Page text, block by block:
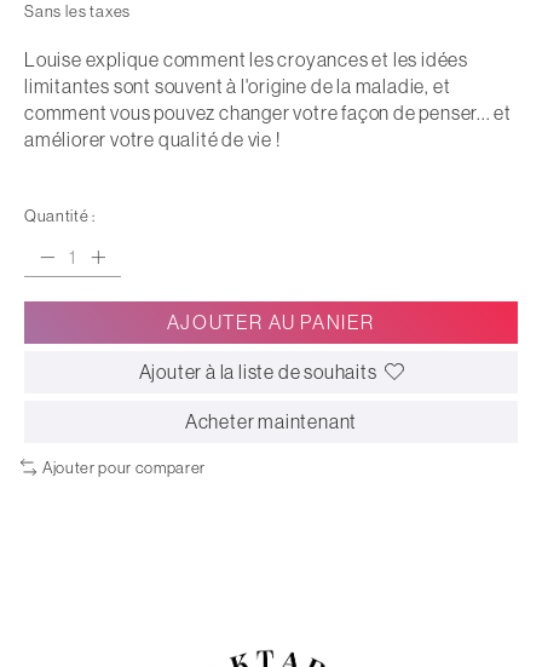
Sans les taxes
Louise explique comment les croyances et les idées
limitantes sont souvent à l'origine de la maladie, et
comment vous pouvez changer votre façon de penser... et
améliorer votre qualité de vie !
Quantité :
AJOUTER AU PANIER
Ajouter à la liste de souhaits
Acheter maintenant
Ajouter pour comparer